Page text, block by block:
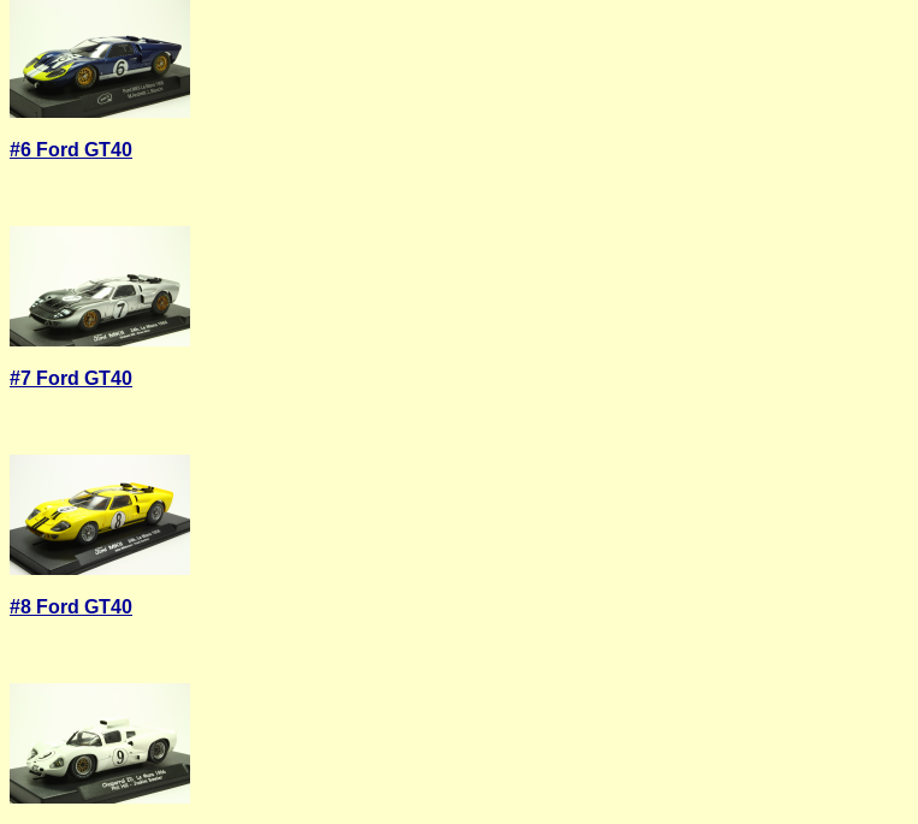
#6 Ford GT40
#7 Ford GT40
#8 Ford GT40